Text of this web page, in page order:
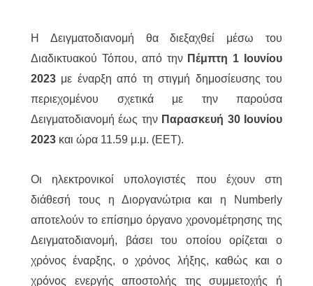
Η Δειγματοδιανομή θα διεξαχθεί μέσω του
Διαδικτυακού Τόπου, από την Πέμπτη 1 Ιουνίου
2023 με έναρξη από τη στιγμή δημοσίευσης του
περιεχομένου σχετικά με την παρούσα
Δειγματοδιανομή έως την Παρασκευή 30 Ιουνίου
2023 και ώρα 11.59 μ.μ. (EET).
Οι ηλεκτρονικοί υπολογιστές που έχουν στη
διάθεσή τους η Διοργανώτρια και η Numberly
αποτελούν το επίσημο όργανο χρονομέτρησης της
Δειγματοδιανομή, βάσει του οποίου ορίζεται ο
χρόνος έναρξης, ο χρόνος λήξης, καθώς και ο
χρόνος ενεργής αποστολής της συμμετοχής ή